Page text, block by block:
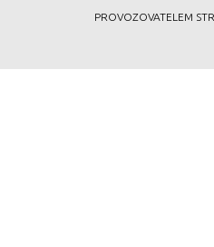
PROVOZOVATELEM